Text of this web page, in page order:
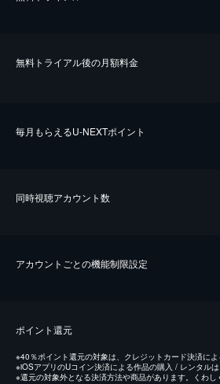
無料トライアル後の⽉額料金
毎⽉もらえるU-NEXTポイント
同時視聴アカウント数
アカウントごとの機能制限設定
ポイント還元
※40％ポイント還元の対象は、クレジットカード決済によ
※iOSアプリのUコイン決済による作品の購入 / レンタルは
※還元の対象外となる決済方法や商品があります。くわし